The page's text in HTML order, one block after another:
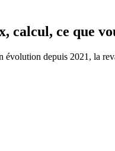
calcul, ce que
évolution depuis 2021, la